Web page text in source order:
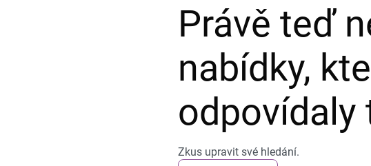
Právě teď
nabídky,
odpovídaly
Zkus upravit své hledání.